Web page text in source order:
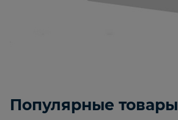
Популярные товары